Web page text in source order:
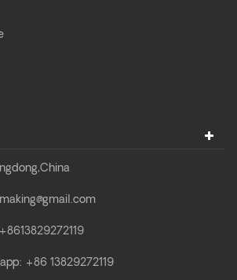
+8613829272119
+86 13829272119